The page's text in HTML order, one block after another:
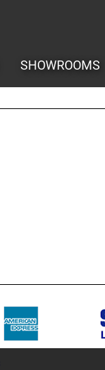
SHOWROOMS